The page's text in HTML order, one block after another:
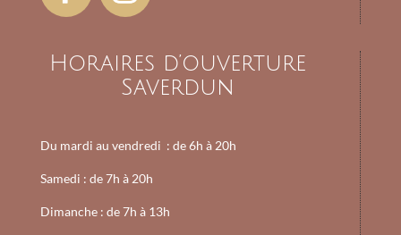
Horaires d’ouverture
Saverdun
Du mardi au vendredi : de 6h à 20h
Samedi : de7h à 20h
Dimanche : de7h à 13h